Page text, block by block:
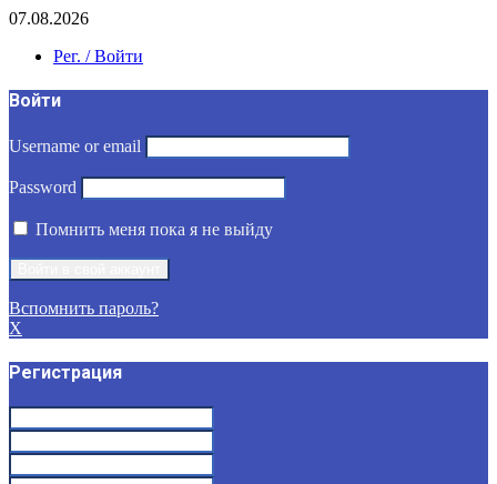
07.08.2026
Рег. / Войти
Войти
Username or email
Password
Помнить меня пока я не выйду
Вспомнить пароль?
X
Регистрация